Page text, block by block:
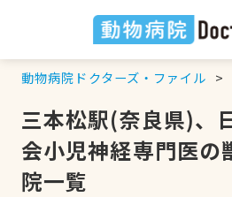
動物病院ドクターズ・ファイル
三本松駅(奈良県)、
会小児神経専門医の
院一覧